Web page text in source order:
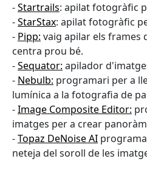
-Startrails: apilat fotogràfic
-StarStax: apilat fotogràfic
- Pipp: vaig apilar els frames
centra prou bé.
-Sequator: apilador
- Nebulb: programari per a
lumínica a la fotografia de
-Image Composite Editor:
imatges per a crear
-Topaz DeNoise AI
neteja del soroll de les